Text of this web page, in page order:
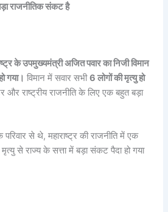
राजनीतिक संकट है
के उपमुख्यमंत्री अजित पवार का निजी विमान
गया। विमान में सवार सभी6 लोगों की मृत्यु हो
और राष्ट्रीय राजनीति के लिए एक बहुत बड़ा
से थे, महाराष्ट्र की राजनीति में एक
से राज्य के सत्ता में बड़ा संकट पैदा हो गया